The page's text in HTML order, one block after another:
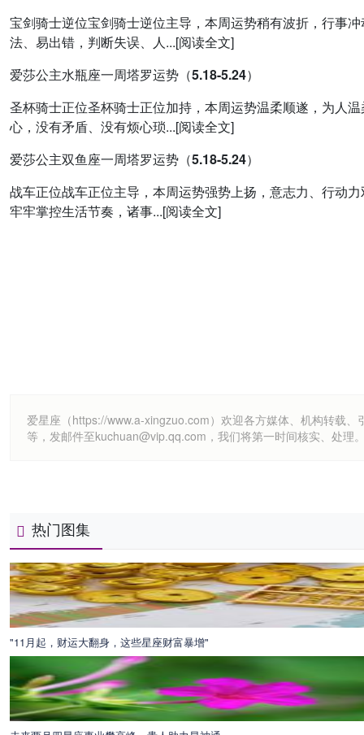
宝剑骑士逆位宝剑骑士逆位主导，本周运势稍有波折，行事
法、易出错，判断失误、人...[阅读全文]
爱莎公主水瓶座一周塔罗运势（5.18-5.24）
圣杯骑士正位圣杯骑士正位加持，本周运势温柔顺遂，为人
心，没有矛盾、没有烦心琐...[阅读全文]
爱莎公主双鱼座一周塔罗运势（5.18-5.24）
战车正位战车正位主导，本周运势强势上扬，意志力、行动
牢牢掌控生活节奏，诸事...[阅读全文]
爱星座（https://www.a-xingzuo.com）欢迎各方媒体、机构转载
等，发邮件至kuchuan@vip.qq.com，我们将第一时间核实、处理
热门图集
"11月起，财运大翻身，这些星座财富暴增"